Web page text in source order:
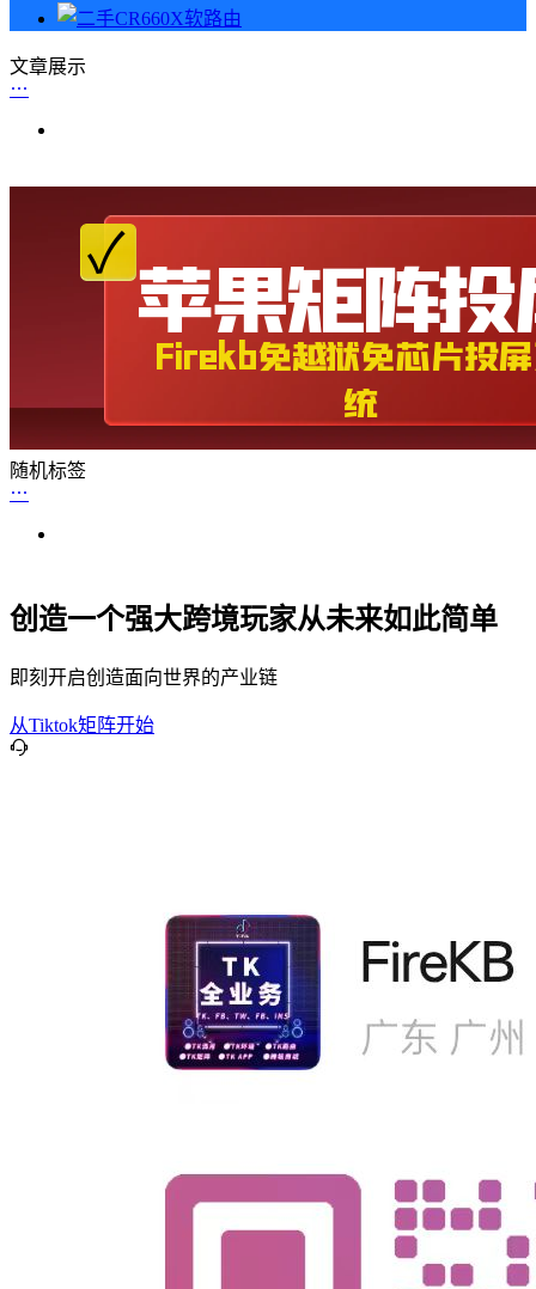
文章展示
随机标签
创造一个强大跨境玩家从未来如此简单
即刻开启创造面向世界的产业链
从Tiktok矩阵开始